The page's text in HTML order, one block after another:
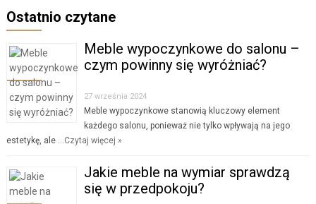
Ostatnio czytane
Meble wypoczynkowe do salonu –
czym powinny się wyróżniać?
27 września 2024
Meble wypoczynkowe stanowią kluczowy element
każdego salonu, ponieważ nie tylko wpływają na jego
estetykę, ale …Czytaj więcej »
Jakie meble na wymiar sprawdzą
się w przedpokoju?